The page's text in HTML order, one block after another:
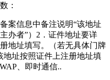
：
案信息中备注说明“该地址
办者”）2．证件地址要详
地址填写。（若无具体门牌
地址按照证件上注册地址填
、即时通信..